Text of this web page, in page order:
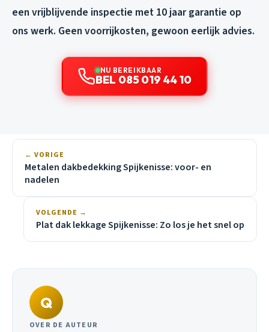
een vrijblijvende inspectie met 10 jaar garantie op
ons werk. Geen voorrijkosten, gewoon eerlijk advies.
NU BEREIKBAAR
BEL 085 019 44 10
← VORIGE
Metalen dakbedekking Spijkenisse: voor- en
nadelen
VOLGENDE →
Plat dak lekkage Spijkenisse: Zo los je het snel op
Q
OVER DE AUTEUR